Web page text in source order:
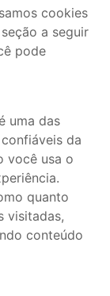
cookies
a seguir
pode
uma das
da
você usa o
quanto
visitadas,
conteúdo